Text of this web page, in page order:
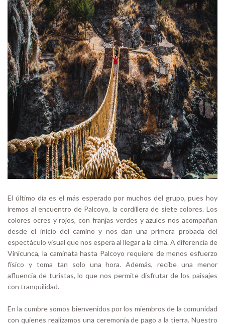
El último día es el más esperado por muchos del grupo, pues hoy
iremos al encuentro de Palcoyo, la cordillera de siete colores. Los
colores ocres y rojos, con franjas verdes y azules nos acompañan
desde el inicio del camino y nos dan una primera probada del
espectáculo visual que nos espera al llegar a la cima. A diferencia de
Vinicunca, la caminata hasta Palcoyo requiere de menos esfuerzo
físico y toma tan solo una hora. Además, recibe una menor
afluencia de turistas, lo que nos permite disfrutar de los paisajes
con tranquilidad.
En la cumbre somos bienvenidos por los miembros de la comunidad
con quienes realizamos una ceremonia de pago a la tierra. Nuestro